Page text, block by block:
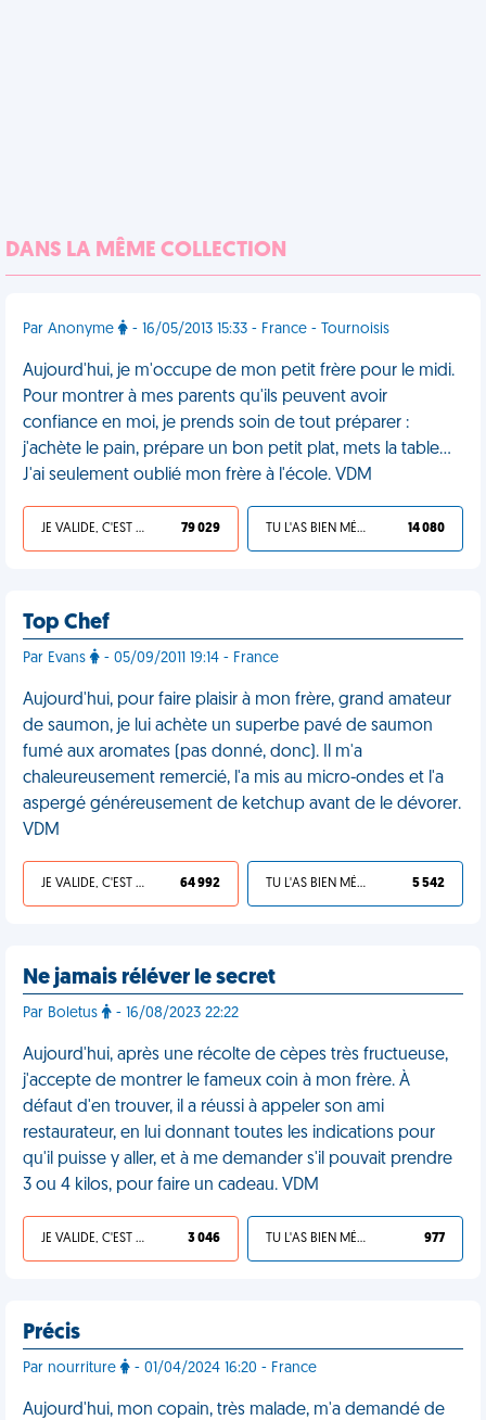
DANS LA MÊME COLLECTION
Par Anonyme - 16/05/2013 15:33 - France - Tournoisis
Aujourd'hui, je m'occupe de mon petit frère pour le midi.
Pour montrer à mes parents qu'ils peuvent avoir
confiance en moi, je prends soin de tout préparer :
j'achète le pain, prépare un bon petit plat, mets la table...
J'ai seulement oublié mon frère à l'école. VDM
JE VALIDE, C'EST UNE VDM 79 029 TU L'AS BIEN MÉRITÉ 14 080
Top Chef
Par Evans - 05/09/2011 19:14 - France
Aujourd'hui, pour faire plaisir à mon frère, grand amateur
de saumon, je lui achète un superbe pavé de saumon
fumé aux aromates (pas donné, donc). Il m'a
chaleureusement remercié, l'a mis au micro-ondes et l'a
aspergé généreusement de ketchup avant de le dévorer.
VDM
JE VALIDE, C'EST UNE VDM 64 992 TU L'AS BIEN MÉRITÉ 5 542
Ne jamais réléver le secret
Par Boletus - 16/08/2023 22:22
Aujourd'hui, après une récolte de cèpes très fructueuse,
j'accepte de montrer le fameux coin à mon frère. À
défaut d'en trouver, il a réussi à appeler son ami
restaurateur, en lui donnant toutes les indications pour
qu'il puisse y aller, et à me demander s'il pouvait prendre
3 ou 4 kilos, pour faire un cadeau. VDM
JE VALIDE, C'EST UNE VDM 3 046 TU L'AS BIEN MÉRITÉ 977
Précis
Par nourriture - 01/04/2024 16:20 - France
Aujourd'hui, mon copain, très malade, m'a demandé de